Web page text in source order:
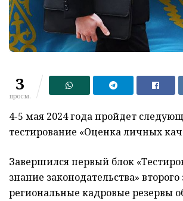
3
просм.
4-5 мая 2024 года пройдет
тестирование «Оценка личных
Завершился первый блок
знание законодательства» второго
региональные кадровые резервы